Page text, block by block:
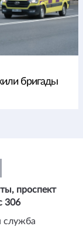
бригады
проспект
306
служба